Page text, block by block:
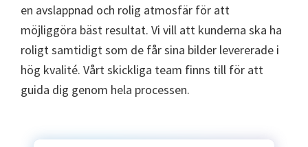
en avslappnad och rolig atmosfär för att
möjliggöra bäst resultat. Vi vill att kunderna ska ha
roligt samtidigt som de får sina bilder levererade i
hög kvalité. Vårt skickliga team finns till för att
guida dig genom hela processen.